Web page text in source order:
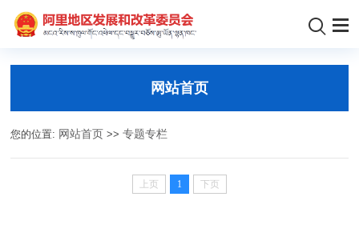
网站首页
您的位置: 网站首页 >>专题专栏
上页 1 下页